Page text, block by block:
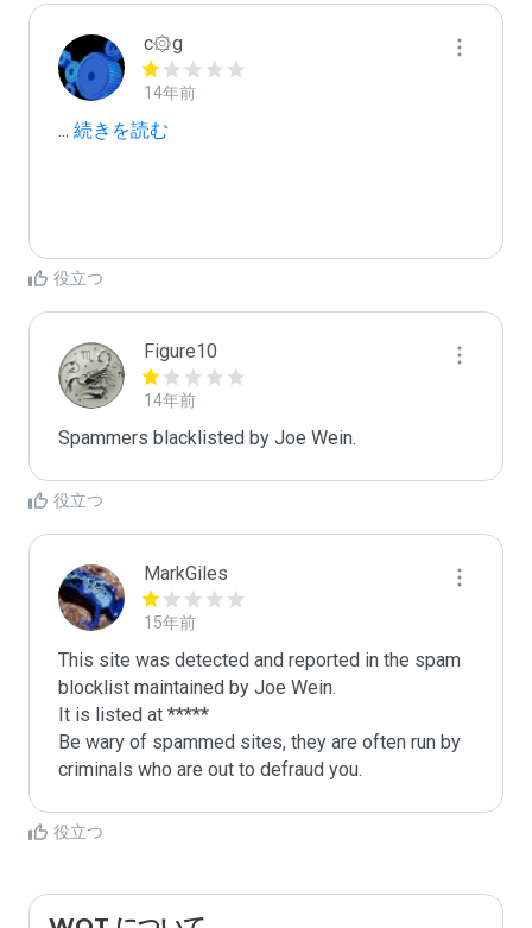
c۞g
14年前
... 続きを読む
役立つ
Figure10
14年前
Spammers blacklisted by Joe Wein.
役立つ
MarkGiles
15年前
This site was detected and reported in the spam
blocklist maintained by Joe Wein.
It is listed at *****
Be wary of spammed sites, they are often run by
criminals who are out to defraud you.
役立つ